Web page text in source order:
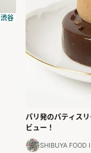
渋谷
パリ発のパティス
ビュー！
SHIBUYA FOOD